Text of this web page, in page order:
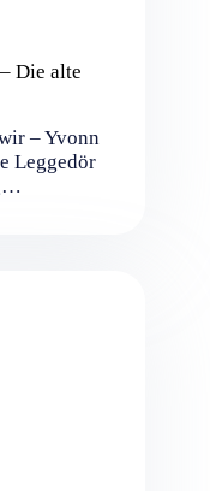
Die alte
– Yvonn
Leggedör